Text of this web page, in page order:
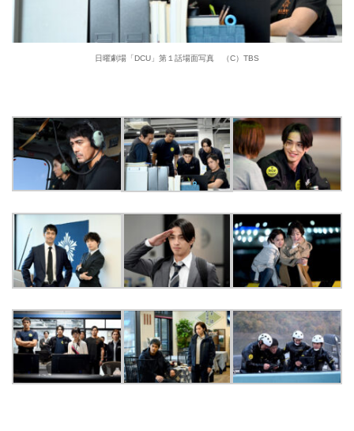
日曜劇場「DCU」第１話場面写真 （C）TBS